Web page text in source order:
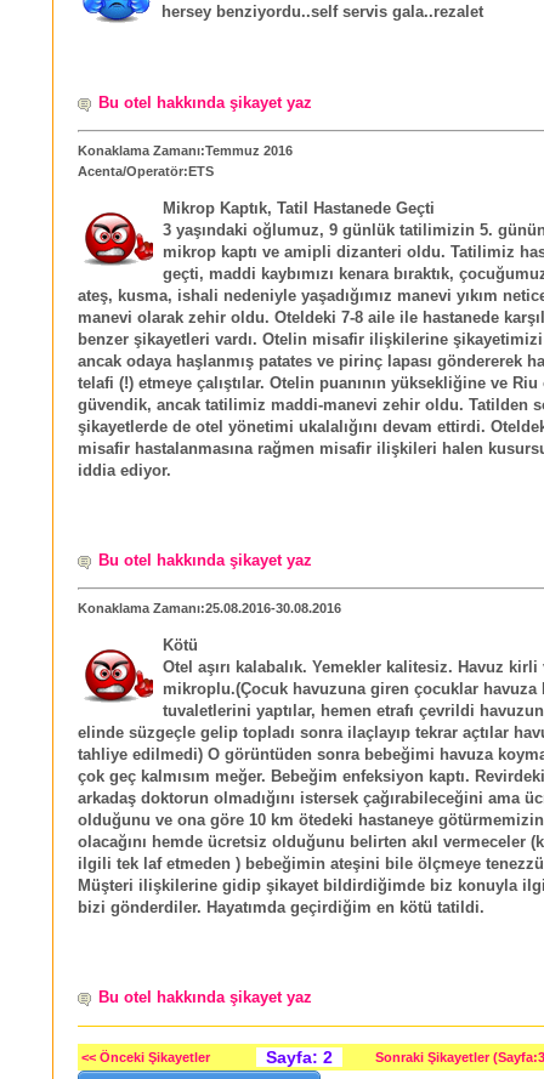
hersey benziyordu..self servis gala..rezalet
Bu otel hakkında şikayet yaz
Konaklama Zamanı:Temmuz 2016
Acenta/Operatör:ETS
Mikrop Kaptık, Tatil Hastanede Geçti
3 yaşındaki oğlumuz, 9 günlük tatilimizin 5.
mikrop kaptı ve amipli dizanteri oldu. Tatilimiz
geçti, maddi kaybımızı kenara bıraktık,
ateş, kusma, ishali nedeniyle yaşadığımız manevi yıkım
manevi olarak zehir oldu. Oteldeki 7-8 aile ile hastanede
benzer şikayetleri vardı. Otelin misafir ilişkilerine
ancak odaya haşlanmış patates ve pirinç lapası göndererek
telafi (!) etmeye çalıştılar. Otelin puanının yüksekliğine ve Riu
güvendik, ancak tatilimiz maddi-manevi zehir oldu. Tatilden
şikayetlerde de otel yönetimi ukalalığını devam ettirdi.
misafir hastalanmasına rağmen misafir ilişkileri halen
iddia ediyor.
Bu otel hakkında şikayet yaz
Konaklama Zamanı:25.08.2016-30.08.2016
Kötü
Otel aşırı kalabalık. Yemekler kalitesiz. Havuz kirli
mikroplu.(Çocuk havuzuna giren çocuklar havuza
tuvaletlerini yaptılar, hemen etrafı çevrildi
elinde süzgeçle gelip topladı sonra ilaçlayıp tekrar açtılar
tahliye edilmedi) O görüntüden sonra bebeğimi havuza
çok geç kalmısım meğer. Bebeğim enfeksiyon kaptı.
arkadaş doktorun olmadığını istersek çağırabileceğini ama
olduğunu ve ona göre 10 km ötedeki hastaneye
olacağını hemde ücretsiz olduğunu belirten akıl vermeceler
ilgili tek laf etmeden ) bebeğimin ateşini bile ölçmeye
Müşteri ilişkilerine gidip şikayet bildirdiğimde biz konuyla
bizi gönderdiler. Hayatımda geçirdiğim en kötü tatildi.
Bu otel hakkında şikayet yaz
<< Önceki Şikayetler Sayfa: 2 Sonraki Şikayetler